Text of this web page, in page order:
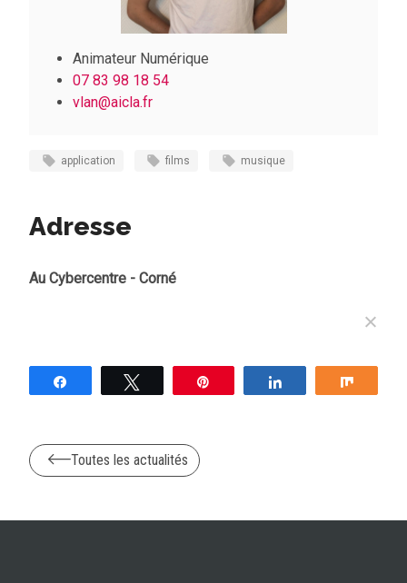
Animateur Numérique
07 83 98 18 54
vlan@aicla.fr
application films musique
Adresse
Au Cybercentre - Corné
Partagez
Toutes les actualités